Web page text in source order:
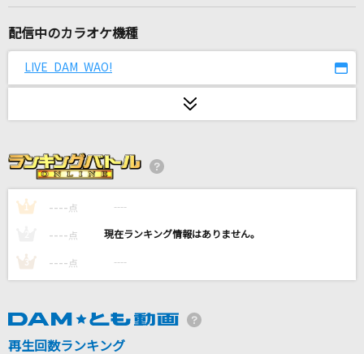
[生音]愛の波
[生音]夢をかなえてドラえもん(ドラえもんアニ
mao
Believe in you
ファタール
GEMN
Shake It Up
SixTONES
配信中のカラオケ機種
LIVE DAM WAO!
1 ---- 点 ----
---- 点 ----
3 ---- 点 ----
再生回数ランキング